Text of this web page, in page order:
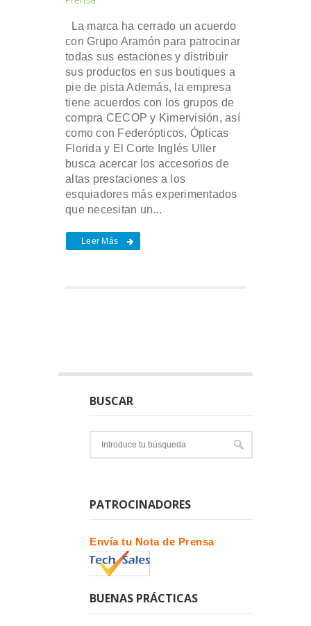
La marca ha cerrado un acuerdo
con Grupo Aramón para patrocinar
todas sus estaciones y distribuir
sus productos en sus boutiques a
pie de pista Además, la empresa
tiene acuerdos con los grupos de
compra CECOP y Kimervisión, así
como con Federópticos, Ópticas
Florida y El Corte Inglés Uller
busca acercar los accesorios de
altas prestaciones a los
esquiadores más experimentados
que necesitan un...
Leer Más
BUSCAR
PATROCINADORES
Envía tu Nota de Prensa
BUENAS PRÁCTICAS